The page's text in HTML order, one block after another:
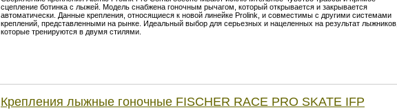
сцепление ботинка с лыжей. Модель снабжена гоночным рычагом, который открывается и закрывается
автоматически. Данные крепления, относящиеся к новой линейке Prolink, и совместимы с другими системами
креплений, представленными на рынке. Идеальный выбор для серьезных и нацеленных на результат лыжников,
которые тренируются в двумя стилями.
Крепления лыжные гоночные FISCHER RACE PRO SKATE IFP